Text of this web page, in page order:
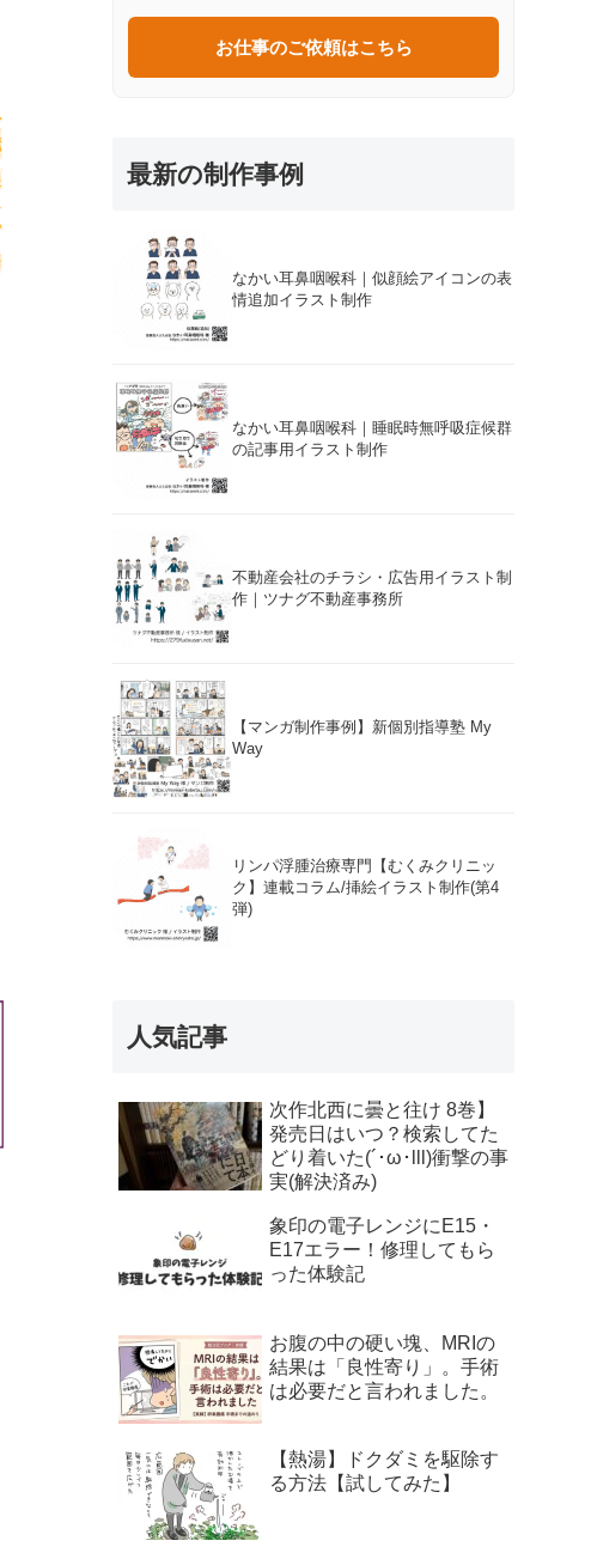
お仕事のご依頼はこちら
最新の制作事例
なかい耳鼻咽喉科｜似顔絵アイコンの表
情追加イラスト制作
なかい耳鼻咽喉科｜睡眠時無呼吸症候群
の記事用イラスト制作
不動産会社のチラシ・広告用イラスト制
作｜ツナグ不動産事務所
【マンガ制作事例】新個別指導塾 My
Way
リンパ浮腫治療専門【むくみクリニッ
ク】連載コラム/挿絵イラスト制作(第4
弾)
人気記事
次作北西に曇と往け 8巻】
発売日はいつ？検索してた
どり着いた(´･ω･lll)衝撃の事
実(解決済み)
象印の電子レンジにE15・
E17エラー！修理してもら
った体験記
お腹の中の硬い塊、MRIの
結果は「良性寄り」。手術
は必要だと言われました。
【熱湯】ドクダミを駆除す
る方法【試してみた】